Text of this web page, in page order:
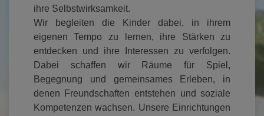
ihre Selbstwirksamkeit.
Wir begleiten die Kinder dabei, in ihrem
eigenen Tempo zu lernen, ihre Stärken zu
entdecken und ihre Interessen zu verfolgen.
Dabei schaffen wir Räume für Spiel,
Begegnung und gemeinsames Erleben, in
denen Freundschaften entstehen und soziale
Kompetenzen wachsen. Unsere Einrichtungen